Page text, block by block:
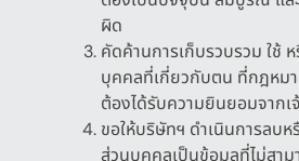
ผิด
คัดค้านการเก็บรวบรวม ใช้
บุคคลที่เกี่ยวกับตน ที่กฎหมา
ต้องได้รับความยินยอมจากเ
ขอให้บริษัทฯ ดำเนินการลบ
ส่วนบุคคลเป็นข้อมูลที่ไม่สา